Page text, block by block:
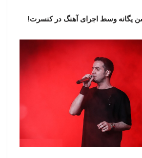
یگانه وسط اجرای آهنگ در کنسرت!